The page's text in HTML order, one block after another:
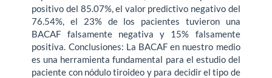
positivo del 85.07%, el valor predictivo negativo del
76.54%, el 23% de los pacientes tuvieron una
BACAF falsamente negativa y 15% falsamente
positiva. Conclusiones: La BACAF en nuestro medio
es una herramienta fundamental para el estudio del
paciente con nódulo tiroideo y para decidir el tipo de